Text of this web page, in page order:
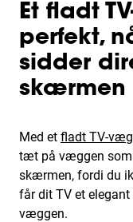
Et fladt
perfekt,
sidder
skærmen
Med et fladt TV-
tæt på væggen som
skærmen, fordi du
får dit TV et
væggen.